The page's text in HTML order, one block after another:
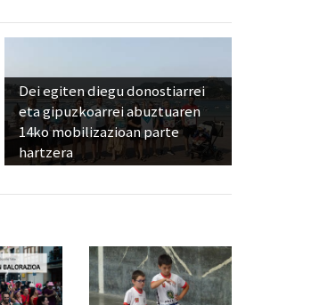
Dei egiten diegu donostiarrei
eta gipuzkoarrei abuztuaren
14ko mobilizazioan parte
hartzera